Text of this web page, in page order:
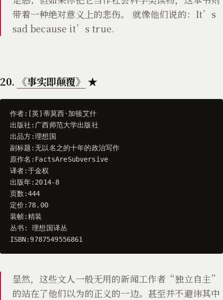
带着一种绝对意义上的悲伤。 就像他们说的：It’s
sad because it’s true.
20. 《事实即颠覆》 ★
作者:[英]蒂莫西· 加顿艾什
出版社 : 广西师范大学出版社
出品方:理想国
副标题 :无以名之的十年的政治写作
原作名 : FactsAreSubversive
译者:于金权
出版年: 2014-8
页数 :444
定价 : 78.00
装帧:精装
丛书 :
理想国译丛
ISBN: 9787549556861
显然，这些文人一般无用的新闻工作者“独立自主”
的站在了他们以为的正义的一边。甚至并不避讳其中